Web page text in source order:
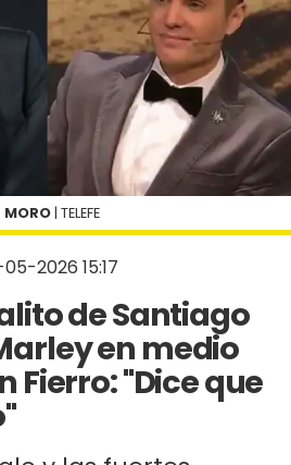
05-2026 15:17
de Santiago
en medio
Fierro: "Dice que
MORO | TELEFE